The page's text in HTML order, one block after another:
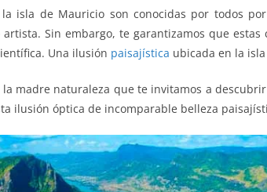
m
isla de Mauricio son conocidas por todos
Sin embargo, te garantizamos que estas
Una ilusión paisajística ubicada en la
madre naturaleza que te invitamos a
ilusión óptica de incomparable belleza